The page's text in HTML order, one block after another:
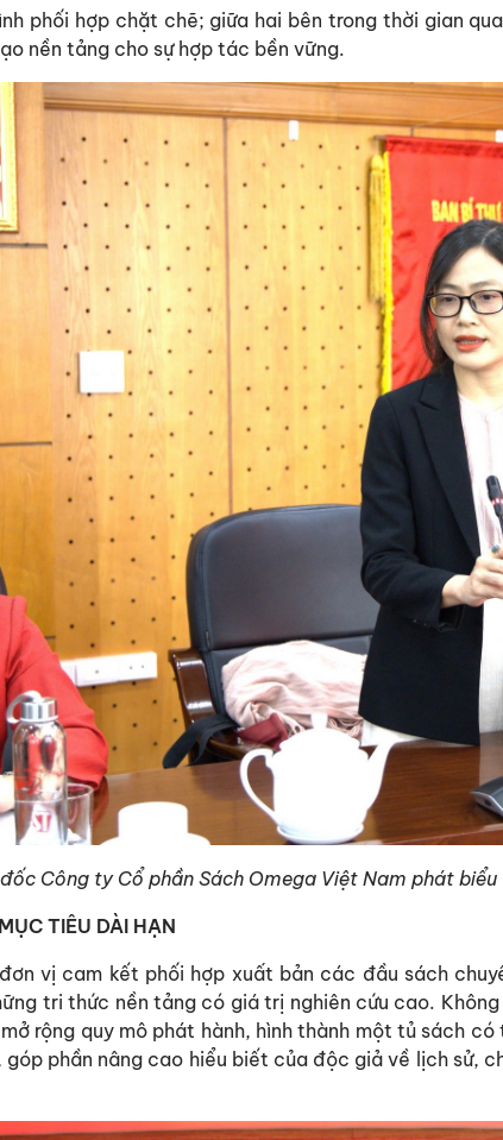
phối hợp chặt chẽ; giữa hai bên trong thời gian
nền tảng cho sự hợp tác bền vững.
Công ty Cổ phần Sách Omega Việt Nam phát
TIÊU DÀI HẠN
vị cam kết phối hợp xuất bản các đầu sách
tri thức nền tảng có giá trị nghiên cứu cao.
rộng quy mô phát hành, hình thành một tủ sách
phần nâng cao hiểu biết của độc giả về lịch sử,